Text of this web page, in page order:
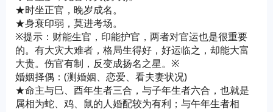
★时坐正官，晚岁成名。
★身衰印弱，莫进考场。
※提示：财能生官，印能护官，两者对官运也是很重要
的。有大灾大难者，格局生得好，好运临之，却能大富
大贵。伤官有制，反变成扬名之星。※
婚姻择偶：(测婚姻、恋爱、看夫妻状况)
★命主与巳、酉年生者三合，与子年生者六合，也就是
属相为蛇、鸡、鼠的人婚配较为有利；与午年生者相